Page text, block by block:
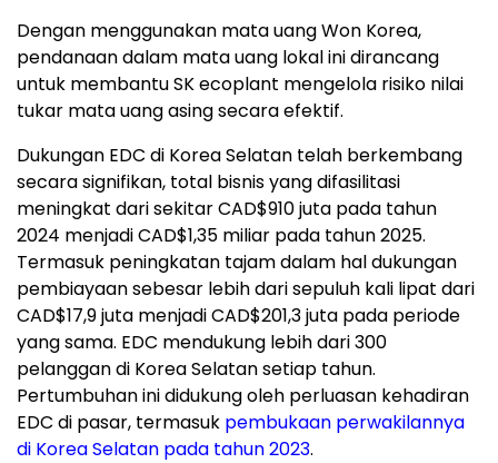
Dengan menggunakan mata uang Won Korea,
pendanaan dalam mata uang lokal ini dirancang
untuk membantu SK ecoplant mengelola risiko nilai
tukar mata uang asing secara efektif.
Dukungan EDC di Korea Selatan telah berkembang
secara signifikan, total bisnis yang difasilitasi
meningkat dari sekitar CAD$910 juta pada tahun
2024 menjadi CAD$1,35 miliar pada tahun 2025.
Termasuk peningkatan tajam dalam hal dukungan
pembiayaan sebesar lebih dari sepuluh kali lipat dari
CAD$17,9 juta menjadi CAD$201,3 juta pada periode
yang sama. EDC mendukung lebih dari 300
pelanggan di Korea Selatan setiap tahun.
Pertumbuhan ini didukung oleh perluasan kehadiran
EDC di pasar, termasuk pembukaan perwakilannya
di Korea Selatan pada tahun 2023.